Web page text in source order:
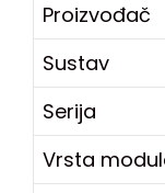
Proizvođač
Sustav
Serija
Vrsta